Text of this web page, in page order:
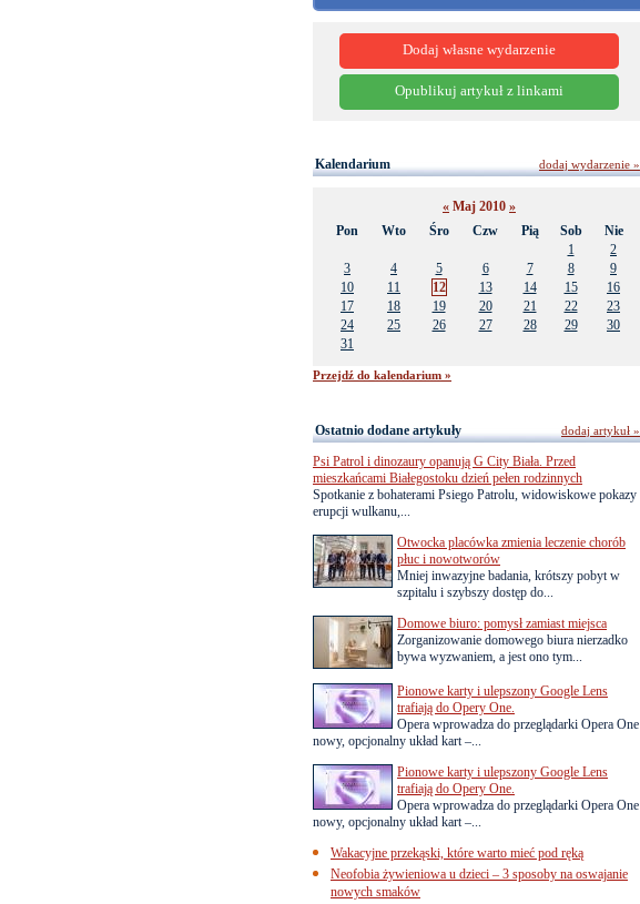
Dodaj własne wydarzenie
Opublikuj artykuł z linkami
Kalendarium
« Maj 2010 »
Pon
Wto Śro Czw Pią Sob
Nie
1
2
3
4 5 6 7 8
9
10
11 12 13 14 15
16
17
18 19 20 21 22
23
24
25 26 27 28 29
30
31
Przejdź do kalendarium »
dodaj wydarzenie »
Ostatnio dodane artykuły
Psi Patrol i dinozaury opanują G City Biała. Przed
mieszkańcami Białegostoku dzień pełen rodzinnych
Spotkanie z bohaterami Psiego Patrolu, widowiskowe pokazy
erupcji wulkanu,...
Otwocka placówka zmienia leczenie chorób
płuc i nowotworów
Mniej inwazyjne badania, krótszy pobyt w
szpitalu i szybszy dostęp do...
Domowe biuro: pomysł zamiast miejsca
Zorganizowanie domowego biura nierzadko
bywa wyzwaniem, a jest ono tym...
Pionowe karty i ulepszony Google Lens
trafiają do Opery One.
Opera wprowadza do przeglądarki Opera One
nowy, opcjonalny układ kart –...
Pionowe karty i ulepszony Google Lens
trafiają do Opery One.
Opera wprowadza do przeglądarki Opera One
nowy, opcjonalny układ kart –...
Wakacyjne przekąski, które warto mieć pod ręką
Neofobia żywieniowa u dzieci – 3 sposoby na oswajanie
nowych smaków
dodaj artykuł »